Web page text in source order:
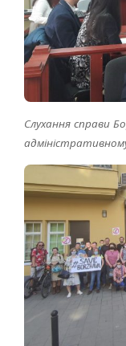
Слухання справи